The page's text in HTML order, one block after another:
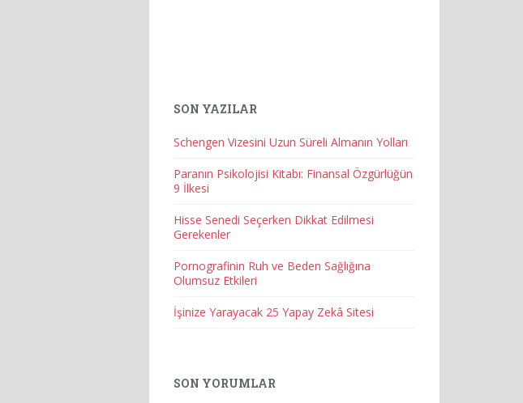
SON YAZILAR
Schengen Vizesini Uzun Süreli Almanın Yolları
Paranın Psikolojisi Kitabı: Finansal Özgürlüğün
9 İlkesi
Hisse Senedi Seçerken Dikkat Edilmesi
Gerekenler
Pornografinin Ruh ve Beden Sağlığına
Olumsuz Etkileri
İşinize Yarayacak 25 Yapay Zekâ Sitesi
SON YORUMLAR